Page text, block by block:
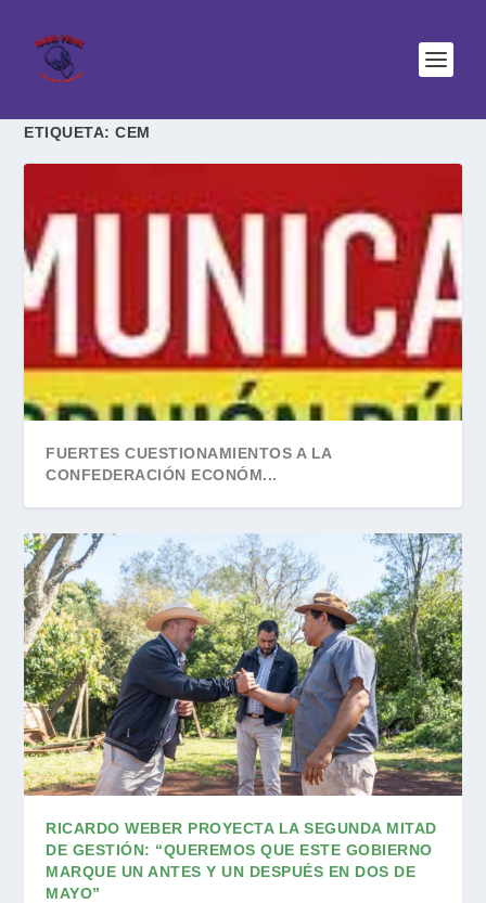
ETIQUETA:CEM
FUERTES CUESTIONAMIENTOS A LA
CONFEDERACIÓN ECONÓM...
RICARDO WEBER PROYECTA LA SEGUNDA MITAD
DE GESTIÓN: “QUEREMOS QUE ESTE GOBIERNO
MARQUE UN ANTES Y UN DESPUÉS EN DOS DE
MAYO”